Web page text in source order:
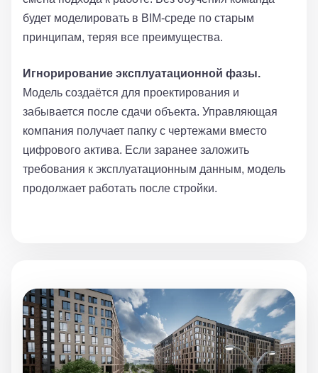
будет моделировать в BIM-среде по старым
принципам, теряя все преимущества.
Игнорирование эксплуатационной фазы.
Модель создаётся для проектирования и
забывается после сдачи объекта. Управляющая
компания получает папку с чертежами вместо
цифрового актива. Если заранее заложить
требования к эксплуатационным данным, модель
продолжает работать после стройки.